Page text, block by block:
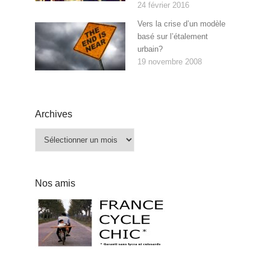
24 février 2016
Vers la crise d’un modèle
basé sur l’étalement
urbain?
19 novembre 2008
Archives
Archives
Nos amis